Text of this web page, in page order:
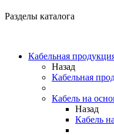
Разделы каталога
Кабельная
Назад
Кабельная
Кабель на
Назад
Кабель